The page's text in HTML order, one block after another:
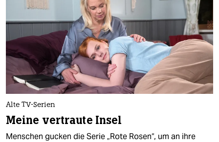
Alte TV-Serien
Meine vertraute Insel
Menschen gucken die Serie „Rote Rosen“, um an ihre